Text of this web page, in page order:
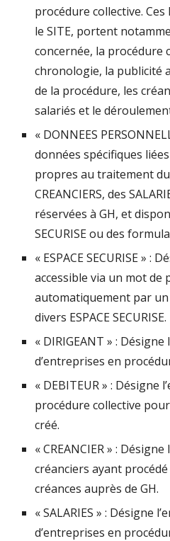
procédure collective.
le SITE, portent
concernée, la procédure
chronologie, la publicité
de la procédure, les
salariés et le
« DONNEES
données spécifiques
propres au traitement du
CREANCIERS, des
réservées à GH, et
SECURISE ou des
« ESPACE SECURISE » :
accessible via un mot de
automatiquement par
divers ESPACE SECURISE.
« DIRIGEANT » : Désigne
d’entreprises en
« DEBITEUR » : Désigne
procédure collective
créé.
« CREANCIER » :
créanciers ayant
créances auprès de GH.
« SALARIES » : Désigne
d’entreprises en